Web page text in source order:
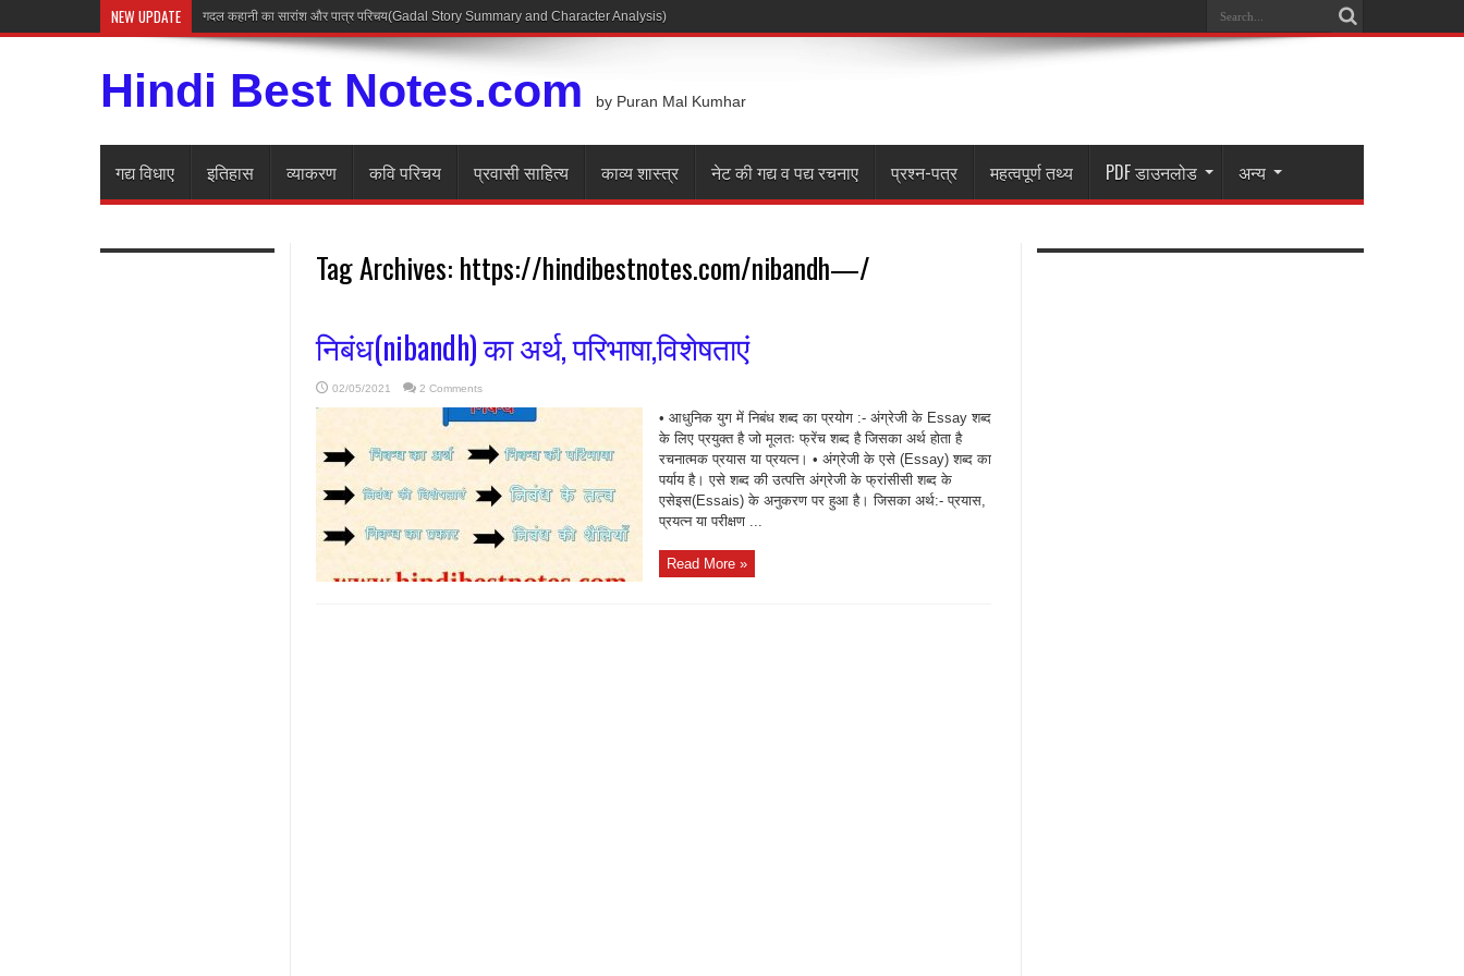
NEW UPDATE गदल कहानी का सारांश और पात्र परिचय(Gadal Story Summary and Character Analysis)
Hindi Best Notes.com by Puran Mal Kumhar
गद्य विधाए इतिहास व्याकरण कवि परिचय प्रवासी साहित्य काव्य शास्त्र नेट की गद्य व पद्य रचनाए प्रश्न-पत्र महत्वपूर्ण तथ्य PDF डाउनलोड अन्य
Tag Archives: https://hindibestnotes.com/nibandh—/
निबंध(nibandh) का अर्थ, परिभाषा,विशेषताएं
02/05/2021 2 Comments
• आधुनिक युग में निबंध शब्द का प्रयोग :- अंग्रेजी के Essay शब्द
के लिए प्रयुक्त है जो मूलतः फ्रेंच शब्द है जिसका अर्थ होता है
रचनात्मक प्रयास या प्रयत्न। • अंग्रेजी के एसे (Essay) शब्द का
पर्याय है। एसे शब्द की उत्पत्ति अंग्रेजी के फ्रांसीसी शब्द के
एसेइस(Essais) के अनुकरण पर हुआ है। जिसका अर्थ:- प्रयास,
प्रयत्न या परीक्षण ...
Read More »